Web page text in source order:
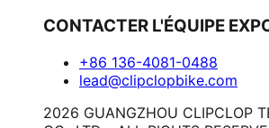
CONTACTER L'ÉQUIPE
+86 136-4081-0488
lead@clipclopbike.com
2026 GUANGZHOU CLIPCLOP